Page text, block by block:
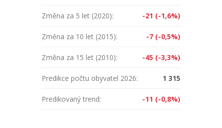
Změna za 5 let (2020): -21 (-1,6%)
Změna za 10 let (2015): -7 (-0,5%)
Změna za 15 let (2010): -45 (-3,3%)
Predikce počtu obyvatel 2026: 1 315
Predikovaný trend: -11 (-0,8%)